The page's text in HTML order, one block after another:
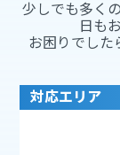
少しでも多く
日も
お困りでした
対応エリア